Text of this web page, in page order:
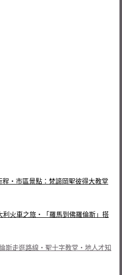
程‧市區景點：梵諦岡聖彼得大教堂
利火車之旅‧「羅馬到佛羅倫斯」搭
斯走逛路線‧聖十字教堂‧地人才知